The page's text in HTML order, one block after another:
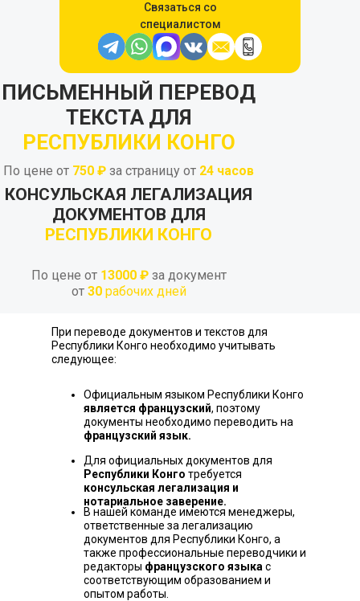
Связаться со
специалистом
ПИСЬМЕННЫЙ ПЕРЕВОД
ТЕКСТА ДЛЯ
РЕСПУБЛИКИ КОНГО
По цене от 750 ₽ за страницу от 24 часов
КОНСУЛЬСКАЯ ЛЕГАЛИЗАЦИЯ
ДОКУМЕНТОВ ДЛЯ
РЕСПУБЛИКИ КОНГО
По цене от 13000 ₽ за документ
от 30 рабочих дней
При переводе документов и текстов для
Республики Конго необходимо учитывать
следующее:
Официальным языком Республики Конго
является французский, поэтому
документы необходимо переводить на
французский язык.
Для официальных документов для
Республики Конго требуется
консульская легализация и
нотариальное заверение.
В нашей команде имеются менеджеры,
ответственные за легализацию
документов для Республики Конго, а
также профессиональные переводчики и
редакторы французского языка с
соответствующим образованием и
опытом работы.